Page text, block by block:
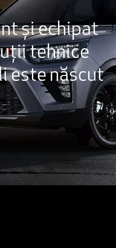
și echipat
tehnice
este născut